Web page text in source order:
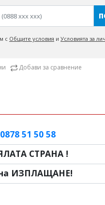
с Общите условия и Условията за
Добави за сравнение
0878 51 50 58
СТРАНА !
на ИЗПЛАЩАНЕ!